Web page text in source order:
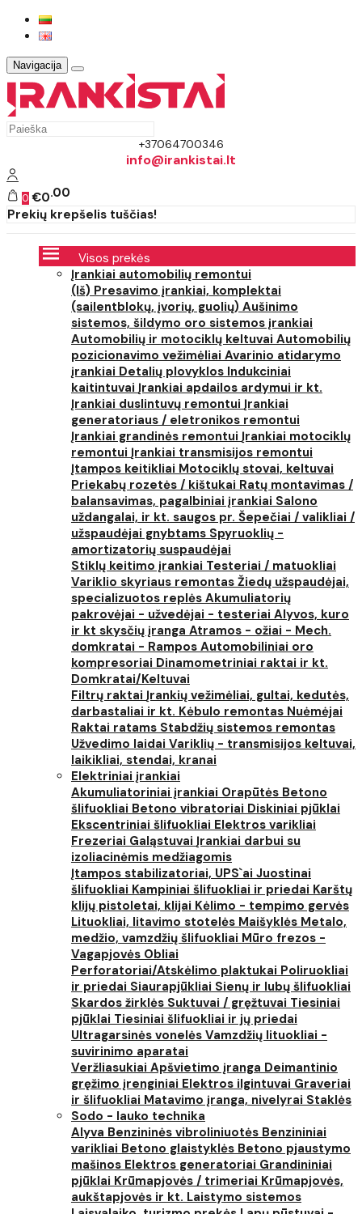
Navigacija
+37064700346
info@irankistai.lt
0 €0 00
Prekių krepšelis tuščias!
Visos prekės
Įrankiai automobilių remontui
(Iš) Presavimo įrankiai, komplektai
(sailentblokų, įvorių, guolių) Aušinimo
sistemos, šildymo oro sistemos įrankiai
Automobilių ir motociklų keltuvai Automobilių
pozicionavimo vežimėliai Avarinio atidarymo
įrankiai Detalių plovyklos Indukciniai
kaitintuvai Įrankiai apdailos ardymui ir kt.
Įrankiai duslintuvų remontui Įrankiai
generatoriaus / eletronikos remontui
Įrankiai grandinės remontui Įrankiai motociklų
remontui Įrankiai transmisijos remontui
Įtampos keitikliai Motociklų stovai, keltuvai
Priekabų rozetės / kištukai Ratų montavimas /
balansavimas, pagalbiniai įrankiai Salono
uždangalai, ir kt. saugos pr. Šepečiai / valikliai /
užspaudėjai gnybtams Spyruoklių -
amortizatorių suspaudėjai
Stiklų keitimo įrankiai Testeriai / matuokliai
Variklio skyriaus remontas Žiedų užspaudėjai,
specializuotos replės Akumuliatorių
pakrovėjai - užvedėjai - testeriai Alyvos, kuro
ir kt skysčių įranga Atramos - ožiai - Mech.
domkratai - Rampos Automobiliniai oro
kompresoriai Dinamometriniai raktai ir kt.
Domkratai/Keltuvai
Filtrų raktai Įrankių vežimėliai, gultai, kedutės,
darbastaliai ir kt. Kėbulo remontas Nuėmėjai
Raktai ratams Stabdžių sistemos remontas
Užvedimo laidai Variklių - transmisijos keltuvai,
laikikliai, stendai, kranai
Elektriniai įrankiai
Akumuliatoriniai įrankiai Orapūtės Betono
šlifuokliai Betono vibratoriai Diskiniai pjūklai
Ekscentriniai šlifuokliai Elektros varikliai
Frezeriai Galąstuvai Įrankiai darbui su
izoliacinėmis medžiagomis
Įtampos stabilizatoriai, UPS`ai Juostinai
šlifuokliai Kampiniai šlifuokliai ir priedai Karštų
klijų pistoletai, klijai Kėlimo - tempimo gervės
Lituokliai, litavimo stotelės Maišyklės Metalo,
medžio, vamzdžių šlifuokliai Mūro frezos -
Vagapjovės Obliai
Perforatoriai/Atskėlimo plaktukai Poliruokliai
ir priedai Siaurapjūkliai Sienų ir lubų šlifuokliai
Skardos žirklės Suktuvai / gręžtuvai Tiesiniai
pjūklai Tiesiniai šlifuokliai ir jų priedai
Ultragarsinės vonelės Vamzdžių lituokliai -
suvirinimo aparatai
Veržliasukiai Apšvietimo įranga Deimantinio
gręžimo įrenginiai Elektros ilgintuvai Graveriai
ir šlifuokliai Matavimo įranga, nivelyrai Staklės
Sodo - lauko technika
Alyva Benzininės vibroliniuotės Benzininiai
varikliai Betono glaistyklės Betono pjaustymo
mašinos Elektros generatoriai Grandininiai
pjūklai Krūmapjovės / trimeriai Krūmapjovės,
aukštapjovės ir kt. Laistymo sistemos